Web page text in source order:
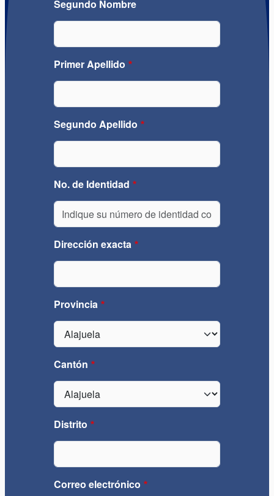
Segundo Nombre
Primer Apellido
Segundo Apellido
No. de Identidad
Dirección exacta
Provincia
Cantón
Distrito
Correo electrónico